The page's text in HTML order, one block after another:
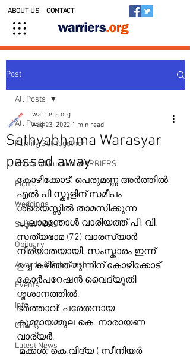
ABOUT US CONTACT
Post
All Posts
Family Get-together
Kedavilakkukal in WARRIERS
Picnic
Weddings
Social Posts
Obituary
Awards & Scholarships
Events
Info
Charity
Latest News
All Posts
Sathyabhama Warasyar
passed away
warriers.org
Aug 23, 2022 1 min read
കോഴിക്കോട്: പെരുമണ്ണ അർത്തിൽ
എൽ പി സ്കൂളിന് സമീപം
ശ്രെയസ്സിൽ താമസിക്കുന്ന
പുലാമന്തോൾ വാരിയത്ത് പി. വി.
സത്യഭാമ (72) വാരസ്യാർ
നിര്യാതയായി. സംസ്കാരം ഇന്ന്
ഉച്ച കഴിഞ്ഞ് മൂന്നിന് കോഴിക്കോട്
കോർപറേഷൻ വൈദ്യുതി
ശ്മശാനത്തിൽ.
ഭർത്താവ്: പരേതനായ
കുമ്മായമ്മൂല കെ. നാരായണ
വാര്യർ.
മക്കൾ: കെ.വിദ്യ ( സീനിയർ